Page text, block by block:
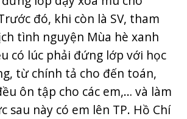
đó, khi còn là SV, tham
tình nguyện Mùa hè xanh
có lúc phải đứng lớp với học
từ chính tả cho đến toán,
ôn tập cho các em,… và làm
sau này có em lên TP. Hồ Chí